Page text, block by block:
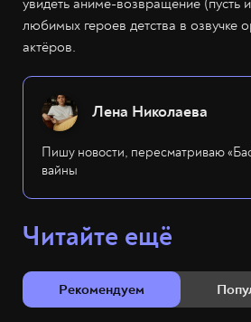
любимых героев детства в озвучке
актёров.
Лена Николаева
Пишу новости, пересматриваю
вайны
Читайте ещё
Рекомендуем